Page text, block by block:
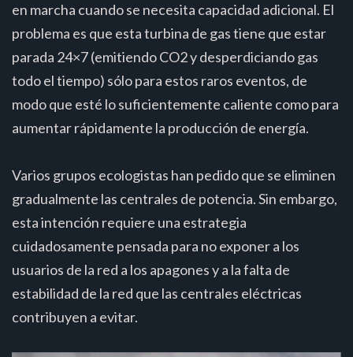
en marcha cuando se necesita capacidad adicional. El
problema es que esta turbina de gas tiene que estar
parada 24×7 (emitiendo CO2 y desperdiciando gas
todo el tiempo) sólo para estos raros eventos, de
modo que esté lo suficientemente caliente como para
aumentar rápidamente la producción de energía.
Varios grupos ecologistas han pedido que se eliminen
gradualmente las centrales de potencia. Sin embargo,
esta intención requiere una estrategia
cuidadosamente pensada para no exponer a los
usuarios de la red a los apagones y a la falta de
estabilidad de la red que las centrales eléctricas
contribuyen a evitar.